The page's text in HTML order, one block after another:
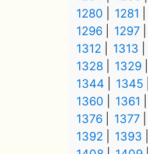
1280
1281
1296
1297
1312
1313
1328
1329
1344
1345
1360
1361
1376
1377
1392
1393